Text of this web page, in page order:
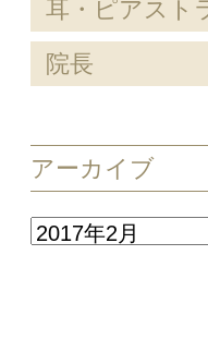
耳・ピアスト
院長
アーカイブ